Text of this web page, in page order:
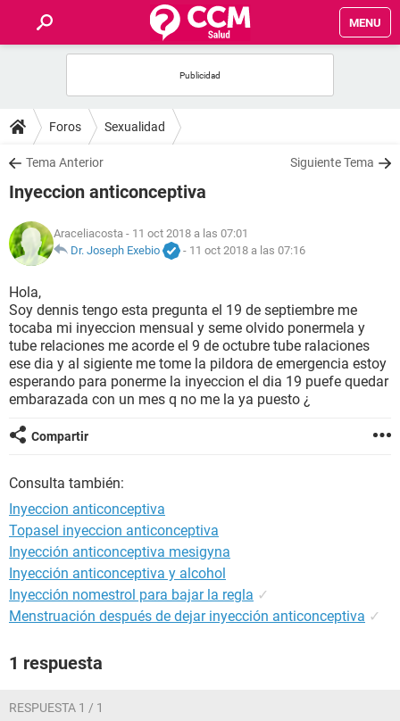
MENU
FOROS
SALUD
FAMILIA
NUTRICIÓN
BIENESTAR
SEXUALIDAD
GLOSARIO
Foros Sexualidad
Tema Anterior Siguiente Tema
Inyeccion anticonceptiva
Araceliacosta - 11 oct 2018 a las 07:01
Dr. Joseph Exebio
- 11 oct 2018 a las 07:16
Hola,
Soy dennis tengo esta pregunta el 19 de septiembre me
tocaba mi inyeccion mensual y seme olvido ponermela y
tube relaciones me acorde el 9 de octubre tube ralaciones
ese dia y al sigiente me tome la pildora de emergencia estoy
esperando para ponerme la inyeccion el dia 19 puefe quedar
embarazada con un mes q no me la ya puesto ¿
Compartir
Consulta también:
Inyeccion anticonceptiva
Topasel inyeccion anticonceptiva
Inyección anticonceptiva mesigyna
Inyección anticonceptiva y alcohol
Inyección nomestrol para bajar la regla ✓
Menstruación después de dejar inyección anticonceptiva ✓
1 respuesta
RESPUESTA 1 / 1